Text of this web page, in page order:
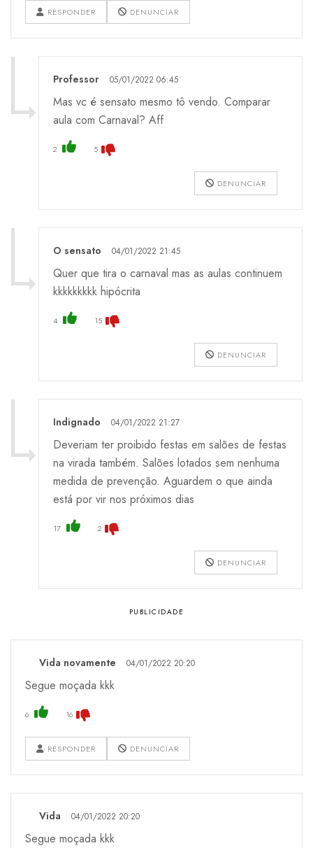
RESPONDER DENUNCIAR
Professor 05/01/2022 06:45
Mas vc é sensato mesmo tô vendo. Comparar
aula com Carnaval? Aff
2 5
DENUNCIAR
O sensato 04/01/2022 21:45
Quer que tira o carnaval mas as aulas continuem
kkkkkkkkk hipócrita
4 15
DENUNCIAR
Indignado 04/01/2022 21:27
Deveriam ter proibido festas em salões de festas
na virada também. Salões lotados sem nenhuma
medida de prevenção. Aguardem o que ainda
está por vir nos próximos dias
17 2
DENUNCIAR
Vida novamente 04/01/2022 20:20
Segue moçada kkk
6 16
RESPONDER DENUNCIAR
Vida 04/01/2022 20:20
Segue moçada kkk